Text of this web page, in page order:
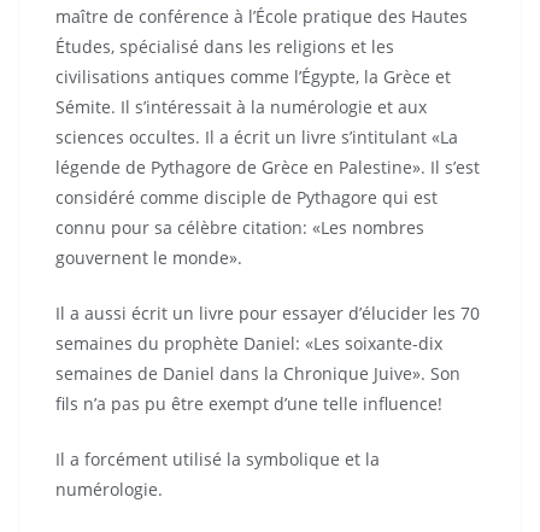
maître de conférence à l’École pratique des Hautes
Études, spécialisé dans les religions et les
civilisations antiques comme l’Égypte, la Grèce et
Sémite. Il s’intéressait à la numérologie et aux
sciences occultes. Il a écrit un livre s’intitulant «La
légende de Pythagore de Grèce en Palestine». Il s’est
considéré comme disciple de Pythagore qui est
connu pour sa célèbre citation: «Les nombres
gouvernent le monde».
Il a aussi écrit un livre pour essayer d’élucider les 70
semaines du prophète Daniel: «Les soixante-dix
semaines de Daniel dans la Chronique Juive». Son
fils n’a pas pu être exempt d’une telle influence!
Il a forcément utilisé la symbolique et la
numérologie.